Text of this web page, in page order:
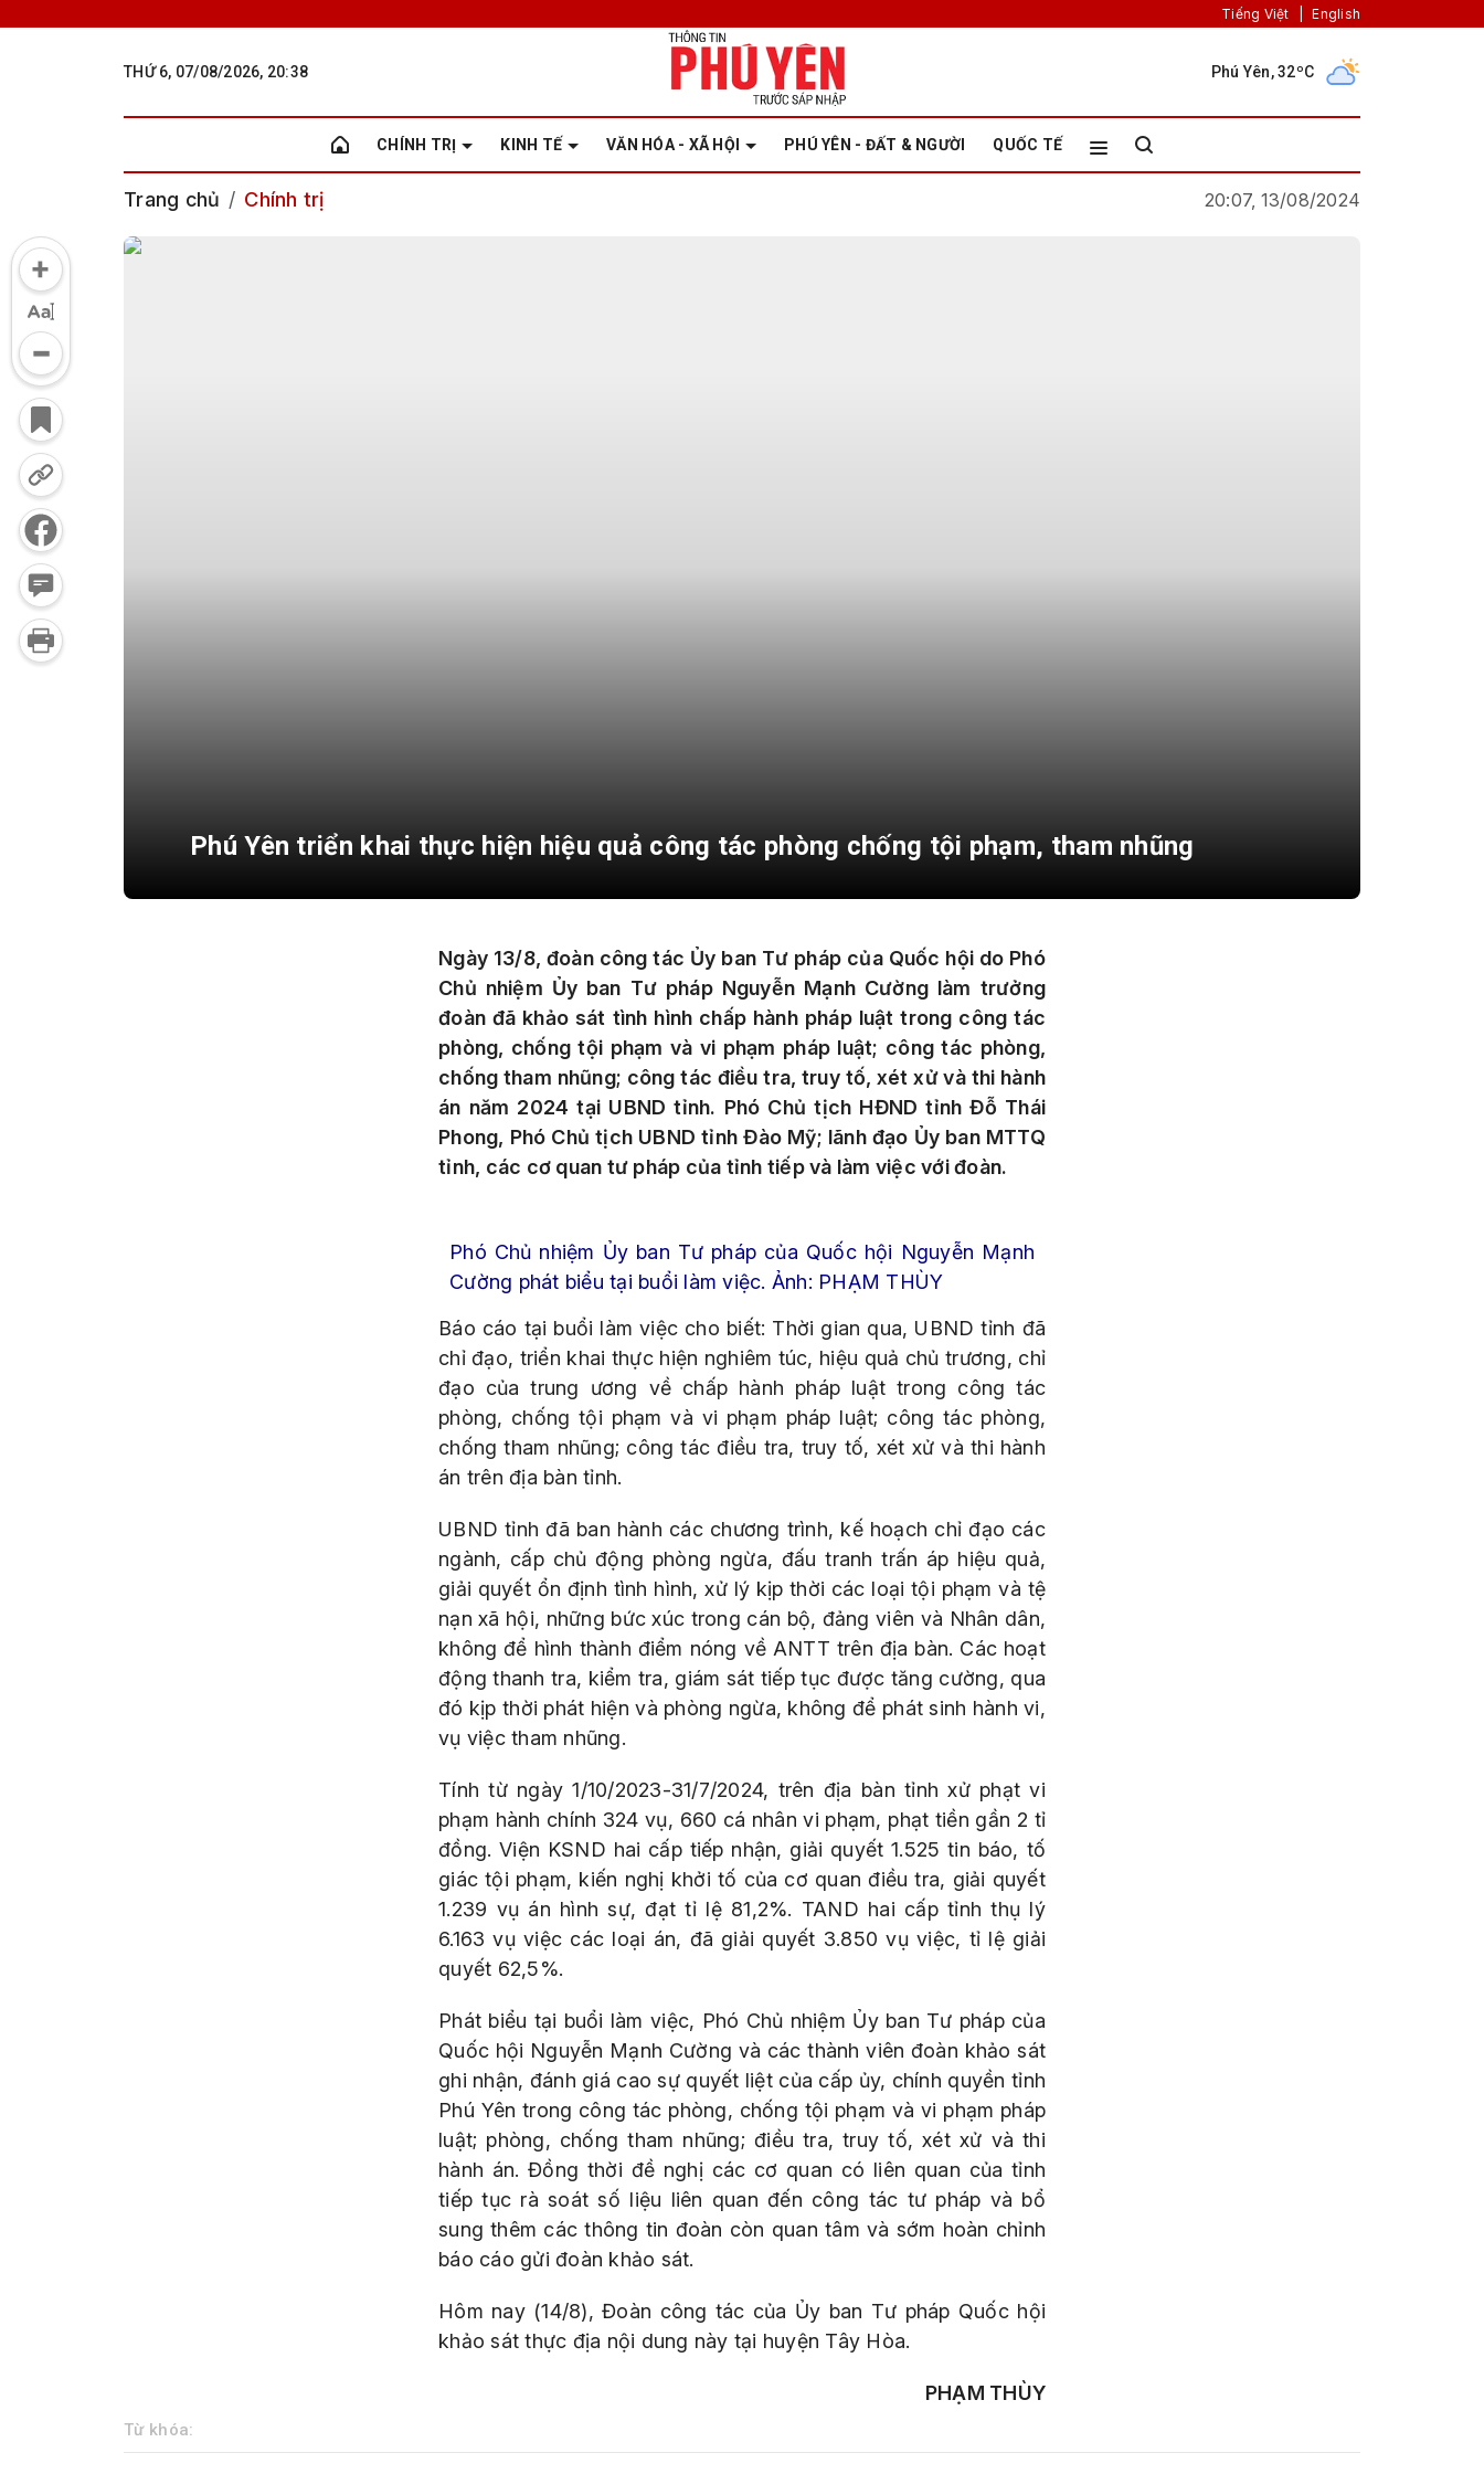
Tiếng Việt English
THỨ 6, 07/08/2026, 20:38 Phú Yên, 32ºC
CHÍNH TRỊ KINH TẾ VĂN HÓA - XÃ HỘI PHÚ YÊN - ĐẤT & NGƯỜI QUỐC TẾ
Trang chủ Chính trị 20:07, 13/08/2024
Phú Yên triển khai thực hiện hiệu quả công tác phòng chống tội phạm, tham nhũng
Ngày 13/8, đoàn công tác Ủy ban Tư pháp của Quốc hội do Phó
Chủ nhiệm Ủy ban Tư pháp Nguyễn Mạnh Cường làm trưởng
đoàn đã khảo sát tình hình chấp hành pháp luật trong công tác
phòng, chống tội phạm và vi phạm pháp luật; công tác phòng,
chống tham nhũng; công tác điều tra, truy tố, xét xử và thi hành
án năm 2024 tại UBND tỉnh. Phó Chủ tịch HĐND tỉnh Đỗ Thái
Phong, Phó Chủ tịch UBND tỉnh Đào Mỹ; lãnh đạo Ủy ban MTTQ
tỉnh, các cơ quan tư pháp của tỉnh tiếp và làm việc với đoàn.
Phó Chủ nhiệm Ủy ban Tư pháp của Quốc hội Nguyễn Mạnh
Cường phát biểu tại buổi làm việc. Ảnh: PHẠM THÙY
Báo cáo tại buổi làm việc cho biết: Thời gian qua, UBND tỉnh đã
chỉ đạo, triển khai thực hiện nghiêm túc, hiệu quả chủ trương, chỉ
đạo của trung ương về chấp hành pháp luật trong công tác
phòng, chống tội phạm và vi phạm pháp luật; công tác phòng,
chống tham nhũng; công tác điều tra, truy tố, xét xử và thi hành
án trên địa bàn tỉnh.
UBND tỉnh đã ban hành các chương trình, kế hoạch chỉ đạo các
ngành, cấp chủ động phòng ngừa, đấu tranh trấn áp hiệu quả,
giải quyết ổn định tình hình, xử lý kịp thời các loại tội phạm và tệ
nạn xã hội, những bức xúc trong cán bộ, đảng viên và Nhân dân,
không để hình thành điểm nóng về ANTT trên địa bàn. Các hoạt
động thanh tra, kiểm tra, giám sát tiếp tục được tăng cường, qua
đó kịp thời phát hiện và phòng ngừa, không để phát sinh hành vi,
vụ việc tham nhũng.
Tính từ ngày 1/10/2023-31/7/2024, trên địa bàn tỉnh xử phạt vi
phạm hành chính 324 vụ, 660 cá nhân vi phạm, phạt tiền gần 2 tỉ
đồng. Viện KSND hai cấp tiếp nhận, giải quyết 1.525 tin báo, tố
giác tội phạm, kiến nghị khởi tố của cơ quan điều tra, giải quyết
1.239 vụ án hình sự, đạt tỉ lệ 81,2%. TAND hai cấp tỉnh thụ lý
6.163 vụ việc các loại án, đã giải quyết 3.850 vụ việc, tỉ lệ giải
quyết 62,5%.
Phát biểu tại buổi làm việc, Phó Chủ nhiệm Ủy ban Tư pháp của
Quốc hội Nguyễn Mạnh Cường và các thành viên đoàn khảo sát
ghi nhận, đánh giá cao sự quyết liệt của cấp ủy, chính quyền tỉnh
Phú Yên trong công tác phòng, chống tội phạm và vi phạm pháp
luật; phòng, chống tham nhũng; điều tra, truy tố, xét xử và thi
hành án. Đồng thời đề nghị các cơ quan có liên quan của tỉnh
tiếp tục rà soát số liệu liên quan đến công tác tư pháp và bổ
sung thêm các thông tin đoàn còn quan tâm và sớm hoàn chỉnh
báo cáo gửi đoàn khảo sát.
Hôm nay (14/8), Đoàn công tác của Ủy ban Tư pháp Quốc hội
khảo sát thực địa nội dung này tại huyện Tây Hòa.
PHẠM THÙY
Từ khóa: